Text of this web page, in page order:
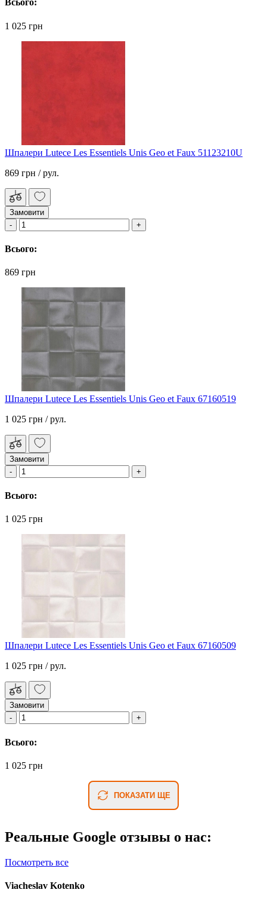
Всього:
1 025 грн
Шпалери Lutece Les Essentiels Unis Geo et Faux 51123210U
869 грн / рул.
Замовити
Всього:
869 грн
Шпалери Lutece Les Essentiels Unis Geo et Faux 67160519
1 025 грн / рул.
Замовити
Всього:
1 025 грн
Шпалери Lutece Les Essentiels Unis Geo et Faux 67160509
1 025 грн / рул.
Замовити
Всього:
1 025 грн
ПОКАЗАТИ ЩЕ
Реальные Google отзывы о нас:
Посмотреть все
Viacheslav Kotenko